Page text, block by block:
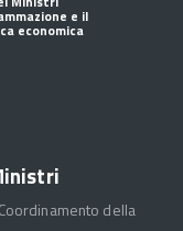
e il
economica
della